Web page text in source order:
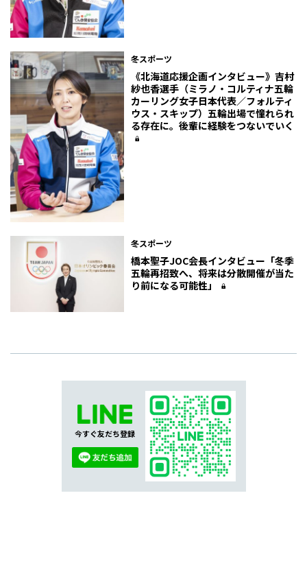
冬スポーツ
《北海道応援企画インタビュー》吉村
紗也香選手（ミラノ・コルティナ五輪
カーリング女子日本代表／フォルティ
ウス・スキップ）五輪出場で憧れられ
る存在に。後輩に経験をつないでいく
冬スポーツ
橋本聖子JOC会長インタビュー「冬季
五輪再招致へ、将来は分散開催が当た
り前になる可能性」
今すぐ友だち登録